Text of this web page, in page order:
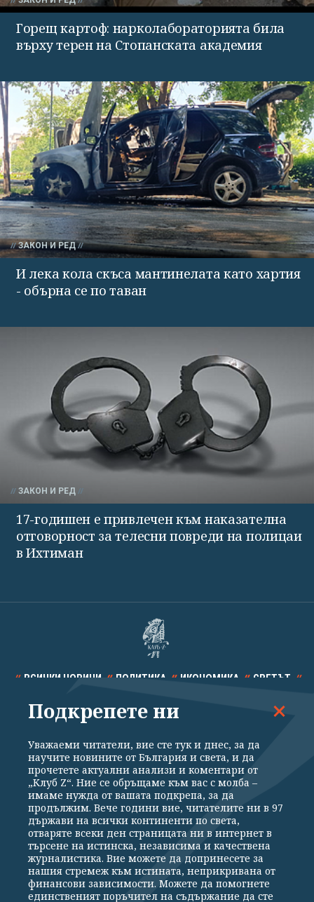
Горещ картоф: нарколабораторията била
върху терен на Стопанската академия
ЗАКОН И РЕД
И лека кола скъса мантинелата като хартия
- обърна се по таван
ЗАКОН И РЕД
17-годишен е привлечен към наказателна
отговорност за телесни повреди на полицаи
в Ихтиман
ВСИЧКИ НОВИНИ ПОЛИТИКА ИКОНОМИКА СВЕТЪТ
СПОРТ КУЛТУРА ТЕХНОЛОГИИ КАЛЕЙДОСКОП
Общи условия
Политика за поверителност
Реклама
Партньори Контакти
За Клуб Z
Екип
Подкрепете ни
Издател на www.clubz.bg е „Клуб Зебра Медия“ ЕООД, София, ул. "Алеко
Подкрепете ни
Уважаеми читатели, вие сте тук и днес, за да
научите новините от България и света, и да
прочетете актуални анализи и коментари от
„Клуб Z“. Ние се обръщаме към вас с молба –
имаме нужда от вашата подкрепа, за да
продължим. Вече години вие, читателите ни в 97
държави на всички континенти по света,
отваряте всеки ден страницата ни в интернет в
търсене на истинска, независима и качествена
журналистика. Вие можете да допринесете за
нашия стремеж към истината, неприкривана от
финансови зависимости. Можете да помогнете
единственият поръчител на съдържание да сте